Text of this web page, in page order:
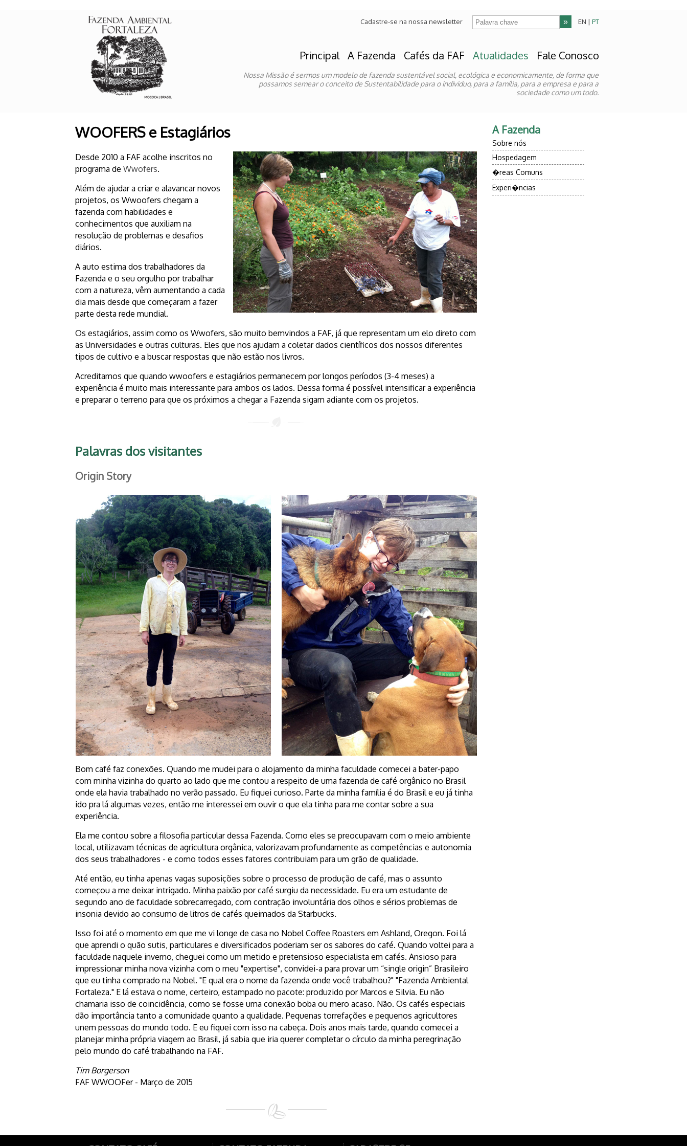
Cadastre-se na nossa newsletter EN | PT
Nossa Missão é sermos um modelo de fazenda sustentável social, ecológica e economicamente, de forma que
possamos semear o conceito de Sustentabilidade para o individuo, para a família, para a empresa e para a
sociedade como um todo.
WOOFERS e Estagiários
Desde 2010 a FAF acolhe inscritos no
programa de Wwofers.
Além de ajudar a criar e alavancar novos
projetos, os Wwoofers chegam a
fazenda com habilidades e
conhecimentos que auxiliam na
resolução de problemas e desafios
diários.
A auto estima dos trabalhadores da
Fazenda e o seu orgulho por trabalhar
com a natureza, vêm aumentando a cada
dia mais desde que começaram a fazer
parte desta rede mundial.
Os estagiários, assim como os Wwofers, são muito bemvindos a FAF, já que representam um elo direto com
as Universidades e outras culturas. Eles que nos ajudam a coletar dados científicos dos nossos diferentes
tipos de cultivo e a buscar respostas que não estão nos livros.
Acreditamos que quando wwoofers e estagiários permanecem por longos períodos (3-4 meses) a
experiência é muito mais interessante para ambos os lados. Dessa forma é possível intensificar a experiência
e preparar o terreno para que os próximos a chegar a Fazenda sigam adiante com os projetos.
Palavras dos visitantes
Origin Story
Bom café faz conexões. Quando me mudei para o alojamento da minha faculdade comecei a bater-papo
com minha vizinha do quarto ao lado que me contou a respeito de uma fazenda de café orgânico no Brasil
onde ela havia trabalhado no verão passado. Eu fiquei curioso. Parte da minha família é do Brasil e eu já tinha
ido pra lá algumas vezes, então me interessei em ouvir o que ela tinha para me contar sobre a sua
experiência.
Ela me contou sobre a filosofia particular dessa Fazenda. Como eles se preocupavam com o meio ambiente
local, utilizavam técnicas de agricultura orgânica, valorizavam profundamente as competências e autonomia
dos seus trabalhadores - e como todos esses fatores contribuiam para um grão de qualidade.
Até então, eu tinha apenas vagas suposições sobre o processo de produção de café, mas o assunto
começou a me deixar intrigado. Minha paixão por café surgiu da necessidade. Eu era um estudante de
segundo ano de faculdade sobrecarregado, com contração involuntária dos olhos e sérios problemas de
insonia devido ao consumo de litros de cafés queimados da Starbucks.
Isso foi até o momento em que me vi longe de casa no Nobel Coffee Roasters em Ashland, Oregon. Foi lá
que aprendi o quão sutis, particulares e diversificados poderiam ser os sabores do café. Quando voltei para a
faculdade naquele inverno, cheguei como um metido e pretensioso especialista em cafés. Ansioso para
impressionar minha nova vizinha com o meu "expertise", convidei-a para provar um “single origin” Brasileiro
que eu tinha comprado na Nobel. "E qual era o nome da fazenda onde você trabalhou?" "Fazenda Ambiental
Fortaleza." E lá estava o nome, certeiro, estampado no pacote: produzido por Marcos e Silvia. Eu não
chamaria isso de coincidência, como se fosse uma conexão boba ou mero acaso. Não. Os cafés especiais
dão importância tanto a comunidade quanto a qualidade. Pequenas torrefações e pequenos agricultores
unem pessoas do mundo todo. E eu fiquei com isso na cabeça. Dois anos mais tarde, quando comecei a
planejar minha própria viagem ao Brasil, já sabia que iria querer completar o círculo da minha peregrinação
pelo mundo do café trabalhando na FAF.
Tim Borgerson
FAF WWOOFer - Março de 2015
A Fazenda
Sobre nós
Hospedagem
�reas Comuns
Experi�ncias
Principal A Fazenda Cafés da FAF Atualidades Fale Conosco